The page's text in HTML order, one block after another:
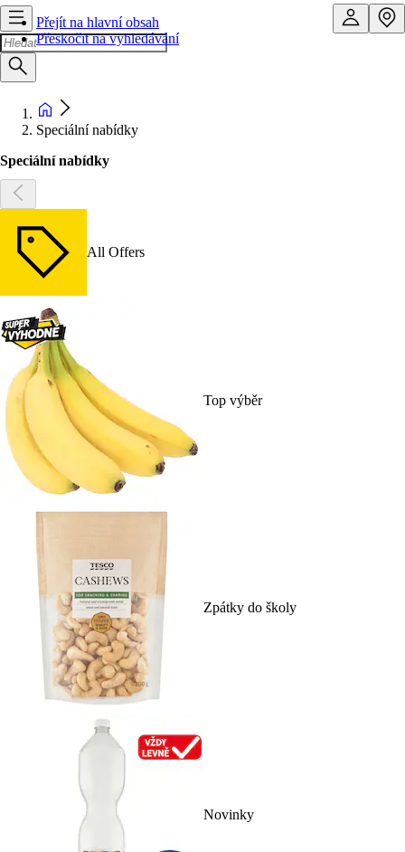
Přejít na hlavní obsah
Přeskočit na vyhledávání
Speciální nabídky
Speciální nabídky
All Offers
Top výběr
Zpátky do školy
Novinky